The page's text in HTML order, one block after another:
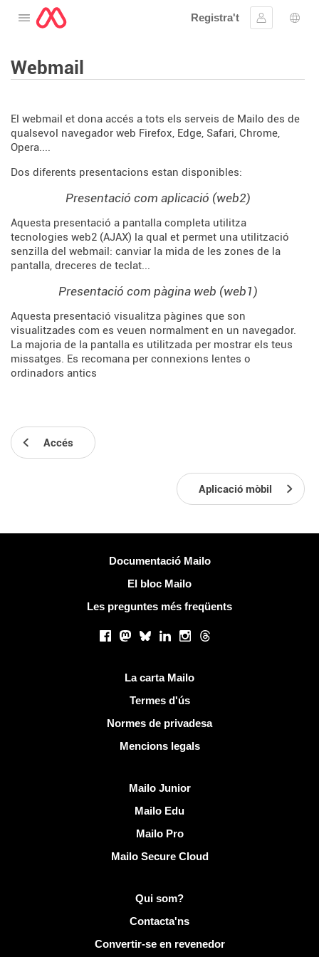
Obre el menú
Registra't
Inicia la
Webmail
El webmail et dona accés a tots els serveis de Mailo des de
qualsevol navegador web Firefox, Edge, Safari, Chrome,
Opera....
Dos diferents presentacions estan disponibles:
Presentació com aplicació (web2)
Aquesta presentació a pantalla completa utilitza
tecnologies web2 (AJAX) la qual et permet una utilització
senzilla del webmail: canviar la mida de les zones de la
pantalla, dreceres de teclat...
Presentació com pàgina web (web1)
Aquesta presentació visualitza pàgines que son
visualitzades com es veuen normalment en un navegador.
La majoria de la pantalla es utilitzada per mostrar els teus
missatges. Es recomana per connexions lentes o
ordinadors antics
Accés
Aplicació mòbil
Documentació Mailo
El bloc Mailo
Les preguntes més freqüents
Facebook
Mastodon
BlueskyLinkedInInstagram
Threads
La carta Mailo
Termes d'ús
Normes de privadesa
Mencions legals
Mailo Junior
Mailo Edu
Mailo Pro
Mailo Secure Cloud
Més informació sobre MailoQui som?
Contacta'ns
Convertir-se en revenedor